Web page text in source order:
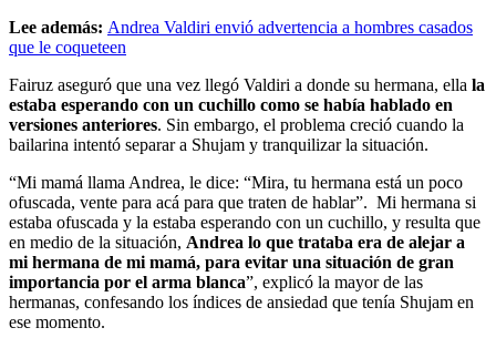
Lee además: Andrea Valdiri envió advertencia a hombres casados
que le coqueteen
Fairuz aseguró que una vez llegó Valdiri a donde su hermana, ella la
estaba esperando con un cuchillo como se había hablado en
versiones anteriores. Sin embargo, el problema creció cuando la
bailarina intentó separar a Shujam y tranquilizar la situación.
“Mi mamá llama Andrea, le dice: “Mira, tu hermana está un poco
ofuscada, vente para acá para que traten de hablar”. Mi hermana si
estaba ofuscada y la estaba esperando con un cuchillo, y resulta que
en medio de la situación, Andrea lo que trataba era de alejar a
mi hermana de mi mamá, para evitar una situación de gran
importancia por el arma blanca”, explicó la mayor de las
hermanas, confesando los índices de ansiedad que tenía Shujam en
ese momento.